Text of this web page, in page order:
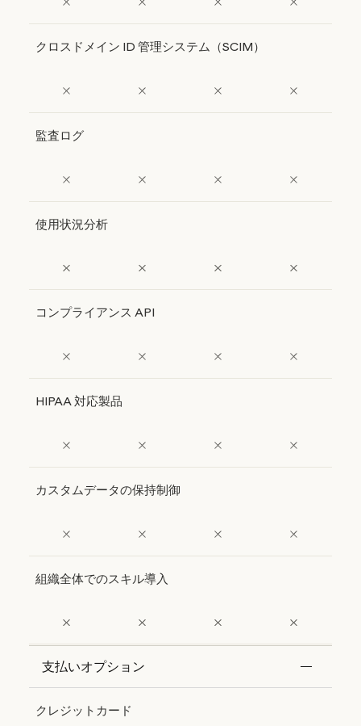
クロスドメイン ID 管理システム（SCIM）
監査ログ
使用状況分析
コンプライアンス API
HIPAA 対応製品
カスタムデータの保持制御
組織全体でのスキル導入
支払いオプション
クレジットカード